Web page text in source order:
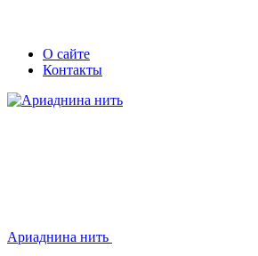
Skip
Secondary
left
navigation
Secondary
right
navigation
О сайте
Контакты
Ариаднина нить